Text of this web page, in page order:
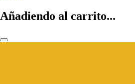
Añadiendo al carrito...